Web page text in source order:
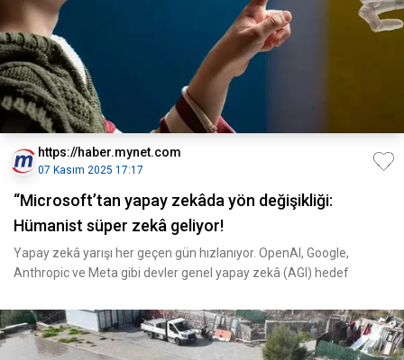
https://haber.mynet.com
07 Kasım 2025 17:17
“Microsoft’tan yapay zekâda yön değişikliği:
Hümanist süper zekâ geliyor!
Yapay zekâ yarışı her geçen gün hızlanıyor. OpenAI, Google,
Anthropic ve Meta gibi devler genel yapay zekâ (AGI) hedef